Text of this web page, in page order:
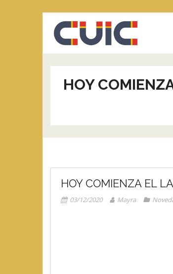
contenido
HOY
HOY COMIENZA EL
03/12/2020 Mayra